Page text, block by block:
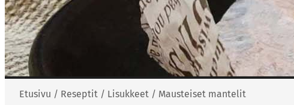
Etusivu / Reseptit / Lisukkeet / Mausteiset mantelit